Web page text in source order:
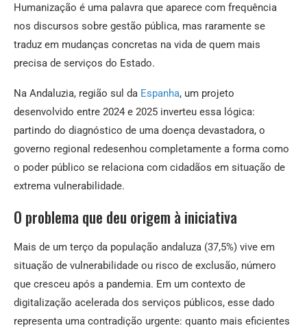
Humanização é uma palavra que aparece com frequência
nos discursos sobre gestão pública, mas raramente se
traduz em mudanças concretas na vida de quem mais
precisa de serviços do Estado.
Na Andaluzia, região sul da Espanha, um projeto
desenvolvido entre 2024 e 2025 inverteu essa lógica:
partindo do diagnóstico de uma doença devastadora, o
governo regional redesenhou completamente a forma como
o poder público se relaciona com cidadãos em situação de
extrema vulnerabilidade.
O problema que deu origem à iniciativa
Mais de um terço da população andaluza (37,5%) vive em
situação de vulnerabilidade ou risco de exclusão, número
que cresceu após a pandemia. Em um contexto de
digitalização acelerada dos serviços públicos, esse dado
representa uma contradição urgente: quanto mais eficientes